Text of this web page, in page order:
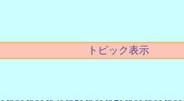
トピック表示